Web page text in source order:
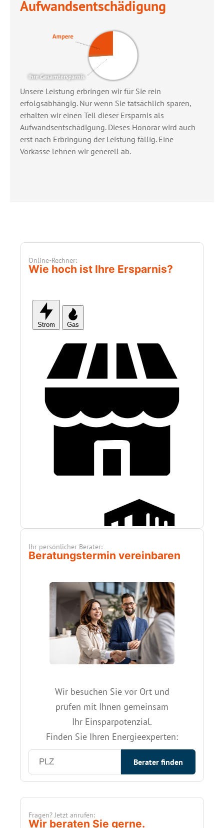
Aufwandsentschädigung
Unsere Leistung erbringen wir für Sie rein
erfolgsabhängig. Nur wenn Sie tatsächlich sparen,
erhalten wir einen Teil dieser Ersparnis als
Aufwandsentschädigung. Dieses Honorar wird auch
erst nach Erbringung der Leistung fällig. Eine
Vorkasse lehnen wir generell ab.
Ihr persönlicher Berater:
Beratungstermin vereinbaren
Wir besuchen Sie vor Ort und
prüfen mit Ihnen gemeinsam
Ihr Einsparpotenzial.
Finden Sie Ihren Energieexperten:
Berater finden
Fragen? Jetzt anrufen:
Wir beraten Sie gerne.
Online-Rechner:
Wie hoch ist Ihre Ersparnis?